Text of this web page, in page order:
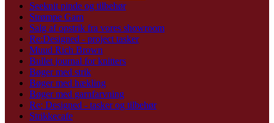
Seeknit pinde og tilbehør
Strømpe Garn
Salg af opstrik fra vores showroom
Re:Designed - project tasker
Muud Rich Brown
Bullet journal for knitters
Bøger med strik
Bøger med hækling
Bøger med garnfarvning
Re: Designed - tasker og tilbehør
Strikkecafe